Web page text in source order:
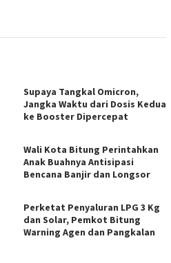
Supaya Tangkal Omicron,
Jangka Waktu dari Dosis Kedua
ke Booster Dipercepat
Wali Kota Bitung Perintahkan
Anak Buahnya Antisipasi
Bencana Banjir dan Longsor
Perketat Penyaluran LPG 3 Kg
dan Solar, Pemkot Bitung
Warning Agen dan Pangkalan